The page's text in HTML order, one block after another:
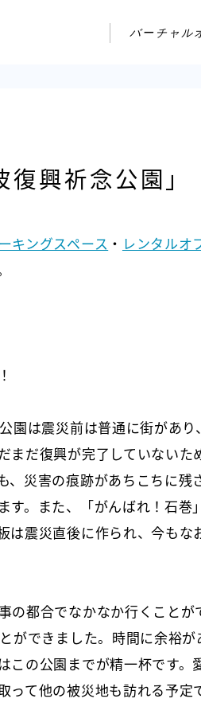
バーチャル
興祈念公園」
キングスペース ・ レンタルオ
園は震災前は普通に街があり
まだ復興が完了していないた
、災害の痕跡があちこちに残
す。また、「がんばれ！石巻
は震災直後に作られ、今もな
都合でなかなか行くことが
ができました。時間に余裕
この公園までが精一杯です。
て他の被災地も訪れる予定